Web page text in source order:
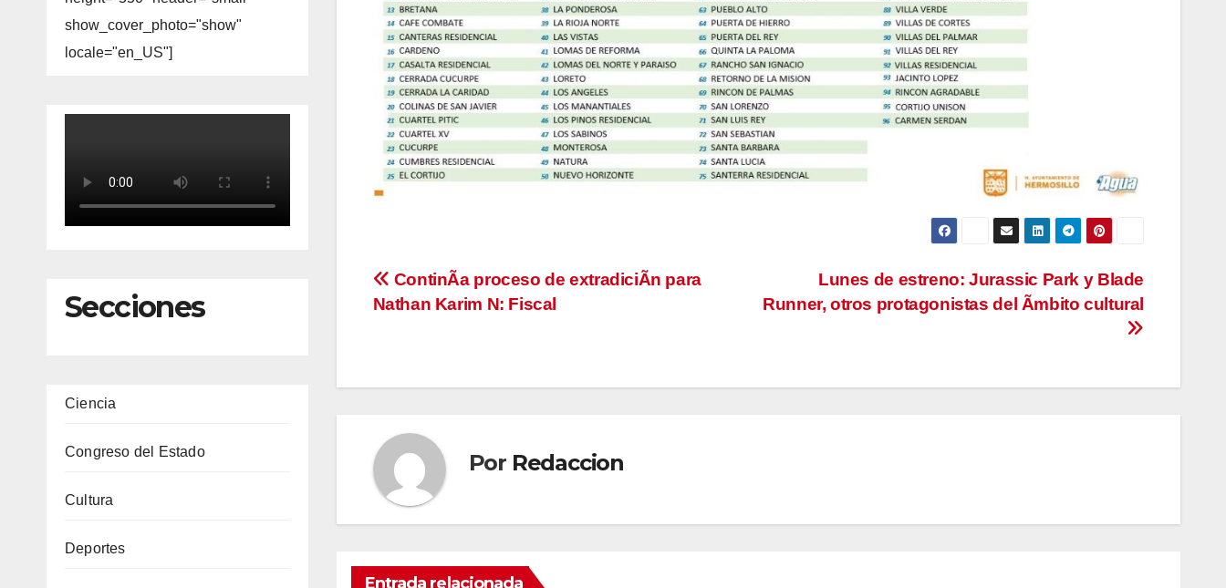
show_cover_photo="show"
locale="en_US"]
Secciones
Ciencia
Congreso del Estado
Cultura
Deportes
Navegación
Lunes de estreno: Jurassic Park y Blade
Runner, otros protagonistas del Ãmbito cultural
ContinÃa proceso de extradiciÃn para
Nathan Karim N: Fiscal
Por Redaccion
Entrada relacionada